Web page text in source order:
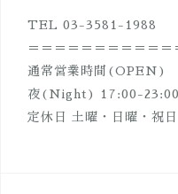
TEL 03-3581-1988
＝＝＝＝＝＝＝＝＝＝＝
通常営業時間(OPEN)
夜(Night) 17:00-23:00
定休日 土曜・日曜・祝日